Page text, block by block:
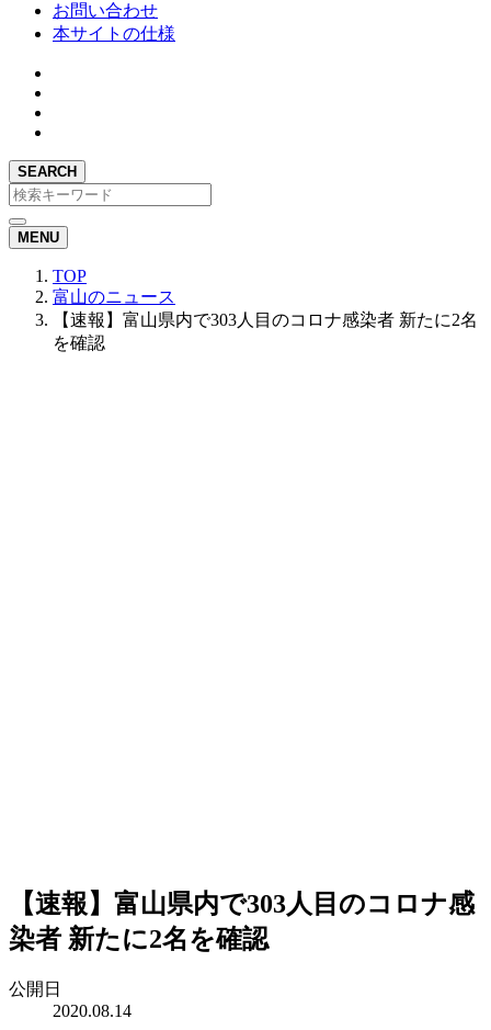
お問い合わせ
本サイトの仕様
SEARCH
MENU
TOP
富山のニュース
【速報】富山県内で303人目のコロナ感染者 新たに2名
を確認
【速報】富山県内で303人目のコロナ感
染者 新たに2名を確認
公開日
2020.08.14